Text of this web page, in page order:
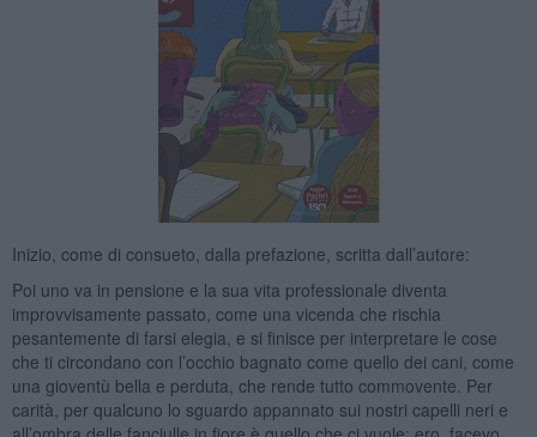
Inizio, come di consueto, dalla prefazione, scritta dall’autore:
Poi uno va in pensione e la sua vita professionale diventa
improvvisamente passato, come una vicenda che rischia
pesantemente di farsi elegia, e si finisce per interpretare le cose
che ti circondano con l’occhio bagnato come quello dei cani, come
una gioventù bella e perduta, che rende tutto commovente. Per
carità, per qualcuno lo sguardo appannato sui nostri capelli neri e